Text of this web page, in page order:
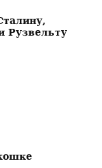
Рузвельту